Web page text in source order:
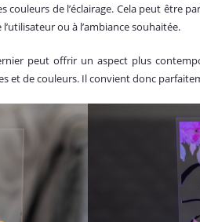
couleurs de l’éclairage. Cela peut être
ou à l’ambiance souhaitée.
peut offrir un aspect plus
et de couleurs. Il convient donc